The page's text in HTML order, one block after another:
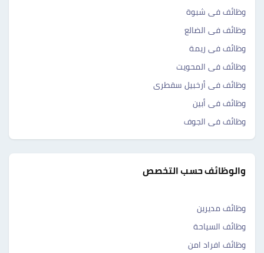
وظائف فى شبوة
وظائف فى الضالع
وظائف فى ريمة
وظائف فى المحويت
وظائف فى أرخبيل سقطرى
وظائف فى أبين
وظائف فى الجوف
والوظائف حسب التخصص
وظائف مديرين
وظائف السياحة
وظائف افراد امن